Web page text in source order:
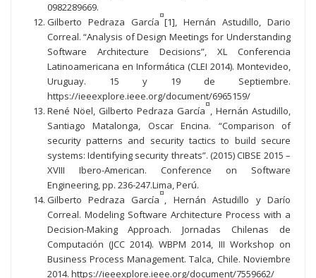
0982289669.
Gilberto Pedraza García
¤
[1], Hernán Astudillo, Dario
Correal. “Analysis of Design Meetings for Understanding
Software Architecture Decisions”, XL Conferencia
Latinoamericana en Informática (CLEI 2014). Montevideo,
Uruguay. 15 y 19 de Septiembre.
https://ieeexplore.ieee.org/document/6965159/
René Nöel, Gilberto Pedraza García
¤
, Hernán Astudillo,
Santiago Matalonga, Oscar Encina. “Comparison of
security patterns and security tactics to build secure
systems: Identifying security threats”. (2015) CIBSE 2015 –
XVIII Ibero-American. Conference on Software
Engineering, pp. 236-247.Lima, Perú.
Gilberto Pedraza García
¤
, Hernán Astudillo y Darío
Correal. Modeling Software Architecture Process with a
Decision-Making Approach. Jornadas Chilenas de
Computación (JCC 2014). WBPM 2014, III Workshop on
Business Process Management. Talca, Chile. Noviembre
2014. https://ieeexplore.ieee.org/document/7559662/